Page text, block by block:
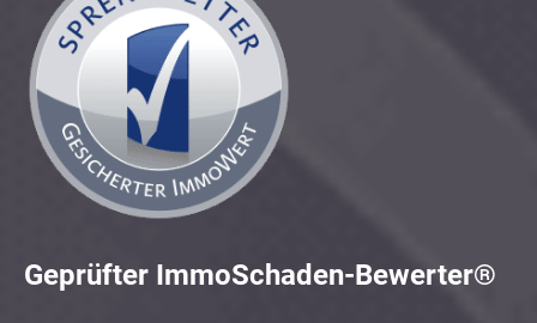
Geprüfter ImmoSchaden-Bewerter®